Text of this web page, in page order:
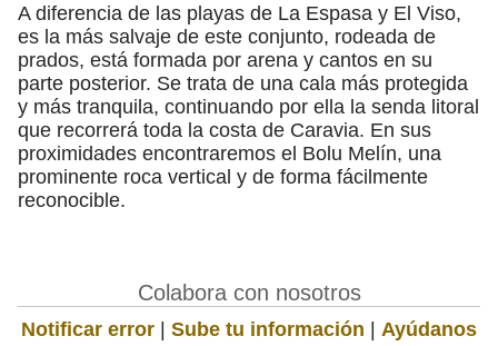
A diferencia de las playas de La Espasa y El Viso,
es la más salvaje de este conjunto, rodeada de
prados, está formada por arena y cantos en su
parte posterior. Se trata de una cala más protegida
y más tranquila, continuando por ella la senda litoral
que recorrerá toda la costa de Caravia. En sus
proximidades encontraremos el Bolu Melín, una
prominente roca vertical y de forma fácilmente
reconocible.
Colabora con nosotros
Notificar error | Sube tu información | Ayúdanos